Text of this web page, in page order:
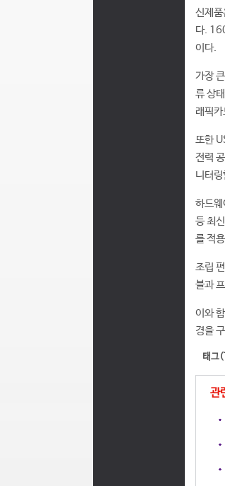
신제
다.
이다.
가장
류 상
래픽
또한
전력
니터
하드
등 최
를 적
조립
블과
이와
경을
태그
관